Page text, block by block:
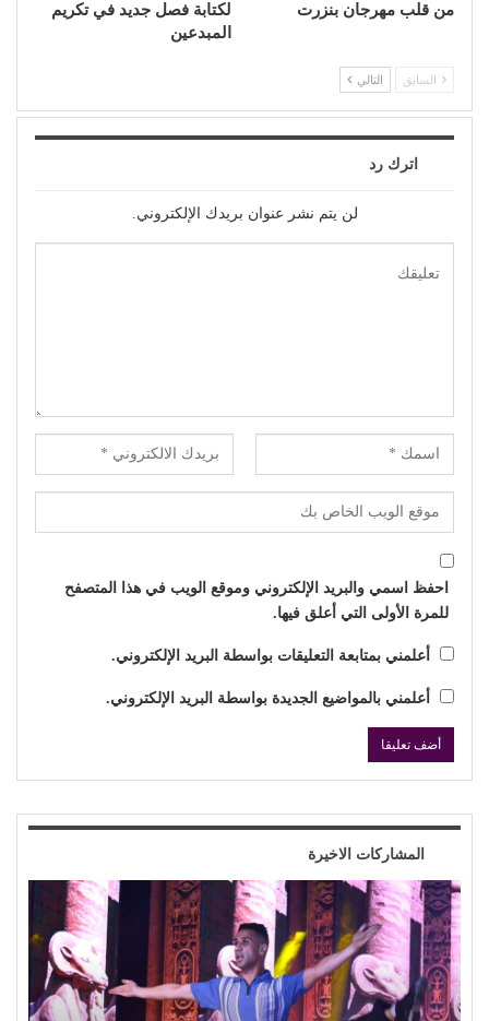
من قلب مهرجان بنزرت
لكتابة فصل جديد في تكريم
المبدعين
السابق التالي
اترك رد
لن يتم نشر عنوان بريدك الإلكتروني.
احفظ اسمي والبريد الإلكتروني وموقع الويب في هذا المتصفح
للمرة الأولى التي أعلق فيها.
أعلمني بمتابعة التعليقات بواسطة البريد الإلكتروني.
أعلمني بالمواضيع الجديدة بواسطة البريد الإلكتروني.
المشاركات الاخيرة